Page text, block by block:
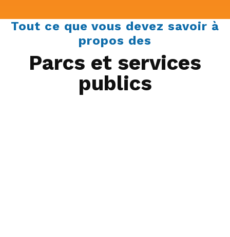
Tout ce que vous devez savoir à
propos des
Parcs et services
publics